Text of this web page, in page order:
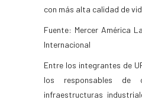
con más alta calidad de
Fuente: Mercer América
Internacional
Entre los integrantes de
los responsables de
infraestructuras